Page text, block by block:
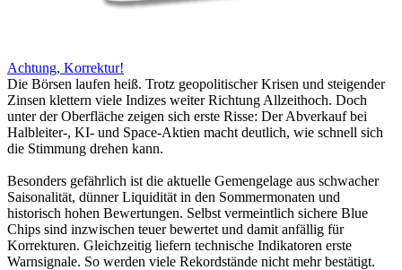
Achtung, Korrektur!
Die Börsen laufen heiß. Trotz geopolitischer Krisen und steigender
Zinsen klettern viele Indizes weiter Richtung Allzeithoch. Doch
unter der Oberfläche zeigen sich erste Risse: Der Abverkauf bei
Halbleiter-, KI- und Space-Aktien macht deutlich, wie schnell sich
die Stimmung drehen kann.
Besonders gefährlich ist die aktuelle Gemengelage aus schwacher
Saisonalität, dünner Liquidität in den Sommermonaten und
historisch hohen Bewertungen. Selbst vermeintlich sichere Blue
Chips sind inzwischen teuer bewertet und damit anfällig für
Korrekturen. Gleichzeitig liefern technische Indikatoren erste
Warnsignale. So werden viele Rekordstände nicht mehr bestätigt.